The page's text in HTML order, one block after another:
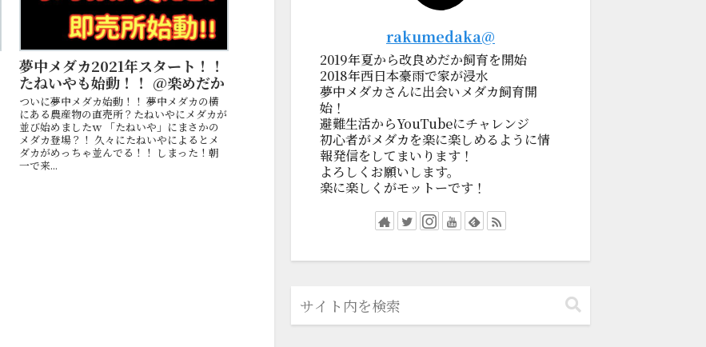
夢中メダカ2021年スタート！！
たねいやも始動！！ @楽めだか
ついに夢中メダカ始動！！ 夢中メダカの横
にある農産物の直売所？たねいやにメダカが
並び始めましたｗ 「たねいや」にまさかの
メダカ登場？！ 久々にたねいやによるとメ
ダカがめっちゃ並んでる！！ しまった！朝
一で来...
rakumedaka@
2019年夏から改良めだか飼育を開始
2018年西日本豪雨で家が浸水
夢中メダカさんに出会いメダカ飼育開
始！
避難生活からYouTubeにチャレンジ
初心者がメダカを楽に楽しめるように情
報発信をしてまいります！
よろしくお願いします。
楽に楽しくがモットーです！